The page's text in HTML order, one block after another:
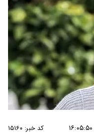
کد خبر: ۱۵۱۶۰